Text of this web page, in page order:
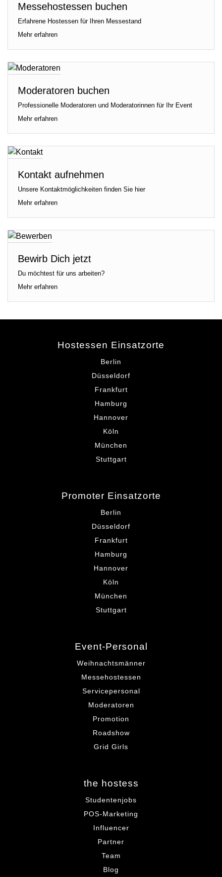
Messehostessen buchen
Erfahrene Hostessen für Ihren Messestand
Mehr erfahren
Moderatoren buchen
Professionelle Moderatoren und Moderatorinnen für Ihr Event
Mehr erfahren
Kontakt aufnehmen
Unsere Kontaktmöglichkeiten finden Sie hier
Mehr erfahren
Bewirb Dich jetzt
Du möchtest für uns arbeiten?
Mehr erfahren
Hostessen Einsatzorte
Berlin
Düsseldorf
Frankfurt
Hamburg
Hannover
Köln
München
Stuttgart
Promoter Einsatzorte
Berlin
Düsseldorf
Frankfurt
Hamburg
Hannover
Köln
München
Stuttgart
Event-Personal
Weihnachtsmänner
Messehostessen
Servicepersonal
Moderatoren
Promotion
Roadshow
Grid Girls
the hostess
Studentenjobs
POS-Marketing
Influencer
Partner
Team
Blog